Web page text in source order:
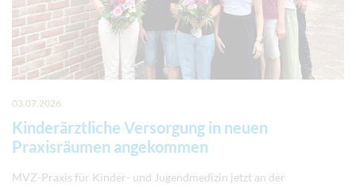
03.07.2026
Kinderärztliche Versorgung in neuen
Praxisräumen angekommen
MVZ-Praxis für Kinder- und Jugendmedizin jetzt an der